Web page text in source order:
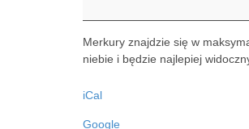
s
y
m
a
Merkury znajdzie się w
niebie i będzie najlepiej
iCal
Google